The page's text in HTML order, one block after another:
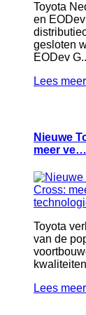
Toyota
en
gesloten
EODev
Lees meer
Nieuwe
meer ve…
Toyota
van de
Lees meer